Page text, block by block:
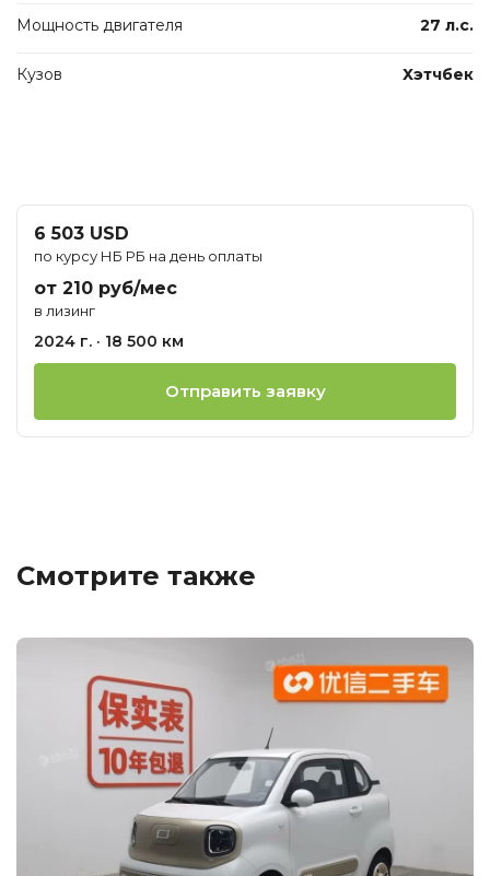
Мощность двигателя 27 л.с.
Кузов Хэтчбек
6 503 USD
по курсу НБ РБ на день оплаты
от 210 руб/мес
в лизинг
2024 г. · 18 500 км
Отправить заявку
Смотрите также